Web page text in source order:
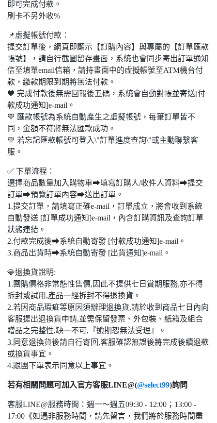
即可完成付款。
刷卡不另外收%
📌虛擬帳號付款：
提交訂單後，網頁即顯示【訂購內容】與專屬的【訂單匯款
帳號】，請自行截圖留存畫面，系統也會同步寄出訂單通知
信至填單email信箱，請持畫面中的虛擬帳號至ATM機台付
款，繳款期限到期將無法付款。
💙 完成付款後無需回報後五碼，系統會自動對帳並寄送[付
款成功通知]e-mail。
💙 匯款帳號為系統自動產生之虛擬帳號，每筆訂單皆不
同，金額不符將無法匯款成功。
💙 若忘記匯款帳號可登入\"訂單進度查詢\"或主動聯繫客
服。
✅ 下單流程：
選擇商品數量加入購物車➡填寫訂購人/收件人資料➡提交
訂單➡預覽訂單內容➡送出訂單。
1.提交訂單，請填寫正確e-mail，訂單成立，將會收到系統
自動發送 [訂單成功通知]e-mail，內含訂購資訊及查詢訂單
狀態連結。
2.付款完成後➡系統自動寄發 [付款成功通知]e-mail。
3.商品出貨時➡系統自動寄發 [出貨通知]e-mail。
💎退換貨說明:
1.團購價格非常態性售價,因此不提供七日賞期服務,亦不得
拆封或試用,產品一經拆封不得退換貨。
2.若因商品瑕疵等原因須辦理退換貨,請於收到商品七日內向
客服提出退換貨申請,並需保留發票、外包裝、紙箱及組合
贈品之完整性,缺一不可,『逾期恕無法受理』。
3.同意退換貨後請自行寄回,客服確認無誤後將完成後續退款
或換貨事宜。
4.跟團下單表示同意以上事宜。
若有相關問題可加入官方客服LINE@(@select99)詢問
客服LINE@服務時間：週一～週五09:30 - 12:00；13:00 -
17:00《如遇非服務時間，請先留言，我們將於服務時間盡